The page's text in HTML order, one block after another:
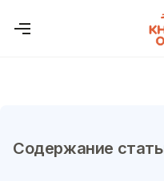
Содержание